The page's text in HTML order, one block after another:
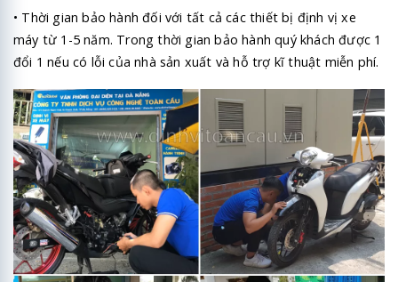
• Thời gian bảo hành đối với tất cả các thiết bị định vị xe
máy từ 1-5 năm. Trong thời gian bảo hành quý khách được 1
đổi 1 nếu có lỗi của nhà sản xuất và hỗ trợ kĩ thuật miễn phí.